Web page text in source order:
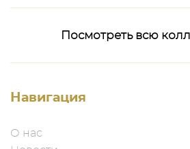
в Карловых Варах – доставка
Карловых Варах:
* LLADRO/AIDA/LOBMEYR/AZ-
максимум 2 месяца на срок
* MEISSEN/HEREND/SOHER: от 6
Посмотреть всю
Навигация
О нас